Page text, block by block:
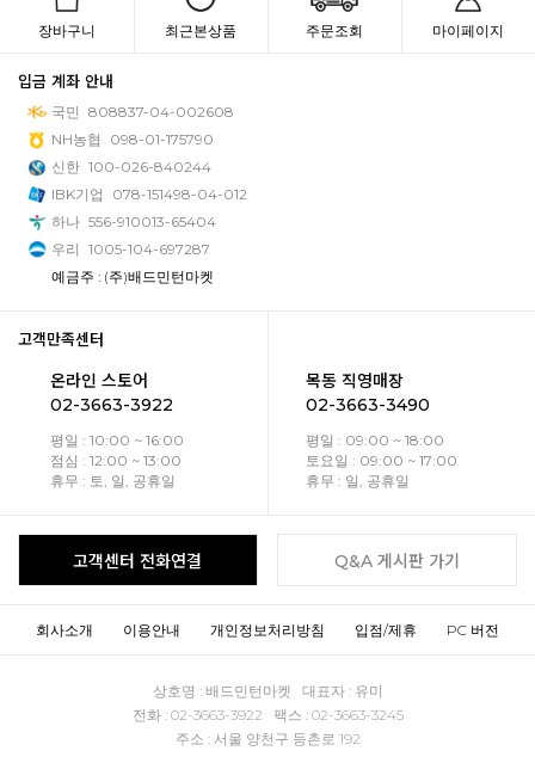
장바구니 최근본상품 주문조회 마이페이지
입금 계좌 안내
국민 808837-04-002608
NH농협
098-01-175790
신한 100-026-840244
IBK기업
078-151498-04-012
하나 556-910013-65404
우리 1005-104-697287
예금주 : (주)배드민턴마켓
고객만족센터
온라인 스토어
02-3663-3922
평일 : 10:00 ~ 16:00
점심 : 12:00 ~ 13:00
휴무 : 토, 일, 공휴일
목동 직영매장
02-3663-3490
평일 : 09:00 ~ 18:00
토요일 : 09:00 ~ 17:00
휴무 : 일, 공휴일
고객센터 전화연결 Q&A 게시판 가기
회사소개 이용안내 개인정보처리방침 입점/제휴 PC 버전
상호명 : 배드민턴마켓 대표자 : 유미
전화 : 02-3663-3922 팩스 : 02-3663-3245
주소 : 서울 양천구 등촌로 192